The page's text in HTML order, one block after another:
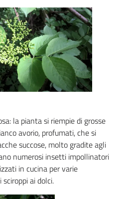
la pianta si riempie di grosse
avorio, profumati, che si
succose, molto gradite agli
numerosi insetti impollinatori
in cucina per varie
sciroppi ai dolci.